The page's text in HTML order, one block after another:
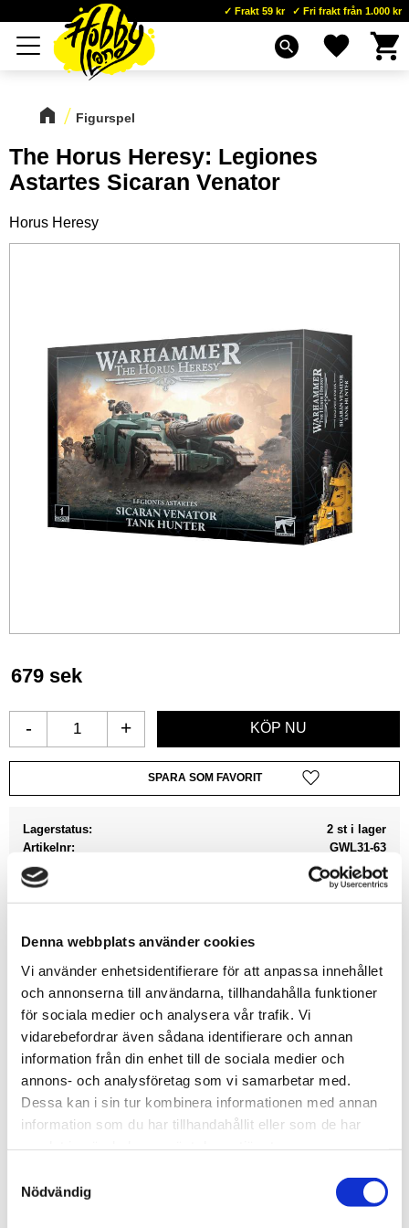
Denna webbplats använder cookies
Vi använder enhetsidentifierare för att anpassa innehållet
och annonserna till användarna, tillhandahålla funktioner
för sociala medier och analysera vår trafik. Vi
vidarebefordrar även sådana identifierare och annan
information från din enhet till de sociala medier och
annons- och analysföretag som vi samarbetar med.
Dessa kan i sin tur kombinera informationen med annan
information som du har tillhandahållit eller som de har
Nödvändig
Meny
Frakt 59 kr Fri frakt från 1.000 kr
search Favoriter
Figurspel
The Horus Heresy: Legiones
Astartes Sicaran Venator
Horus Heresy
679 sek
+
-
Lägg till i favoriter
Lagerstatus
2 st i lager
Artikelnr
GWL31-63
Leveranstid
skickas från oss inom 0-1 vardagar
This multipart plastic kit builds a Legion Sicaran
Venator, a high-speed vehicle designed for anti-tank
operations. The Venator's chassis is dominated by the
long barrel and detailed mechanisms of its neutron
beam laser, a devastating mid-range energy weapon.
The tank also boasts a pintle-mounted heavy bolter and
a pair of sponson-mounted secondary weapons – your
choice of heavy bolters, heavy flamers, lascannons, or
volkite culverins, which can be attached without glue to